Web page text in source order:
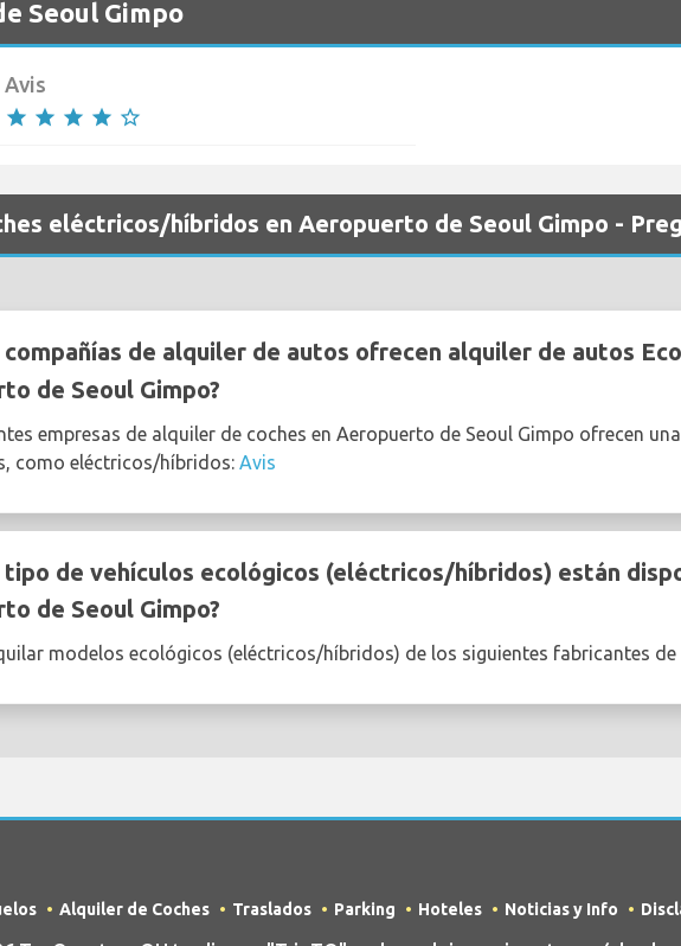
Seoul Gimpo
Avis
star star star star star_border
eléctricos/híbridos en Aeropuerto de Seoul Gimpo -
compañías de alquiler de autos ofrecen alquiler de autos
de Seoul Gimpo?
empresas de alquiler de coches en Aeropuerto de Seoul Gimpo ofrecen
como eléctricos/híbridos: Avis
tipo de vehículos ecológicos (eléctricos/híbridos) están
de Seoul Gimpo?
modelos ecológicos (eléctricos/híbridos) de los siguientes fabricantes
Alquiler de Coches Traslados Parking Hoteles Noticias y Info